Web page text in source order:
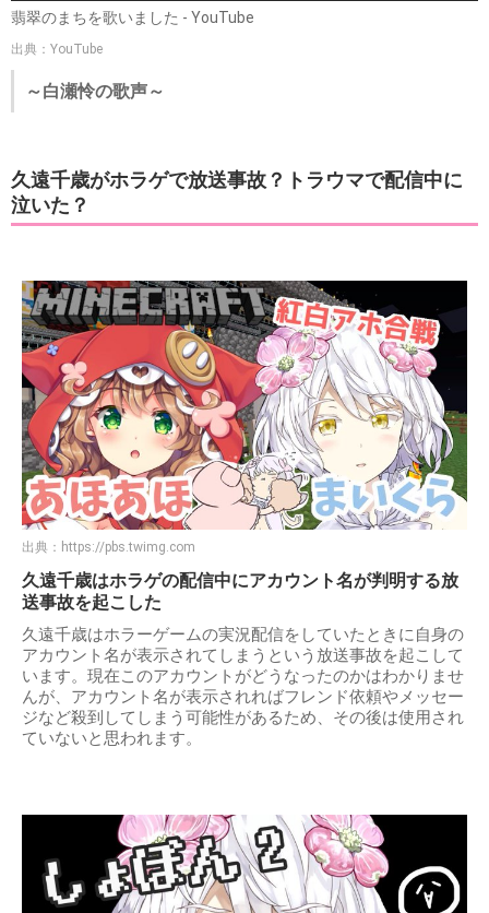
翡翠のまちを歌いました - YouTube
出典：YouTube
～白瀬怜の歌声～
久遠千歳がホラゲで放送事故？トラウマで配信中に
泣いた？
出典： https://pbs.twimg.com
久遠千歳はホラゲの配信中にアカウント名が判明する放
送事故を起こした
久遠千歳はホラーゲームの実況配信をしていたときに自身の
アカウント名が表示されてしまうという放送事故を起こして
います。現在このアカウントがどうなったのかはわかりませ
んが、アカウント名が表示されればフレンド依頼やメッセー
ジなど殺到してしまう可能性があるため、その後は使用され
ていないと思われます。